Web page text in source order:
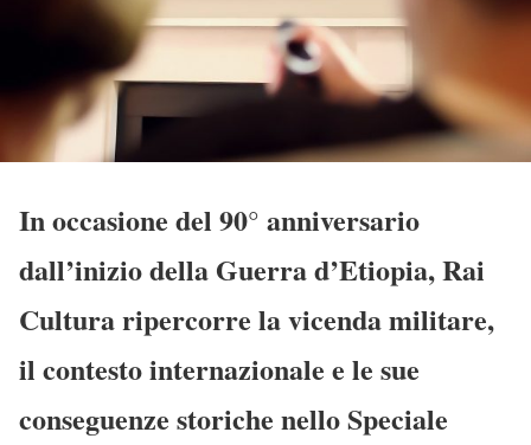
In occasione del 90° anniversario
dall’inizio della Guerra d’Etiopia, Rai
Cultura ripercorre la vicenda militare,
il contesto internazionale e le sue
conseguenze storiche nello Speciale